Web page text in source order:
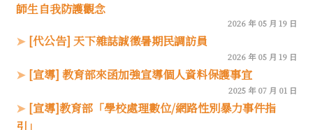
師生自我防護觀念
2026 年 05 月 19 日
[代公告] 天下雜誌誠徵暑期民調訪員
2026 年 05 月 19 日
[宣導] 教育部來函加強宣導個人資料保護事宜
2025 年 07 月 01 日
[宣導]教育部「學校處理數位/網路性別暴力事件指
引」